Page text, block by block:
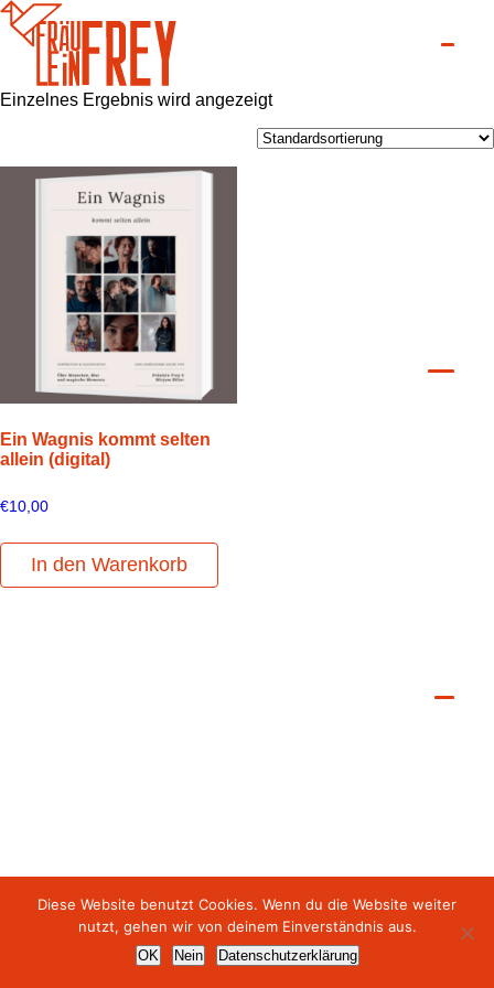
Einzelnes Ergebnis wird angezeigt
Ein Wagnis kommt selten
allein (digital)
€10,00
In den Warenkorb
pressekontakt datenschutzimpressum
© fräulein frey | alle rechte vorbehalten
Diese Website benutzt Cookies. Wenn du die Website weiter
nutzt, gehen wir von deinem Einverständnis aus.
OK Nein Datenschutzerklärung